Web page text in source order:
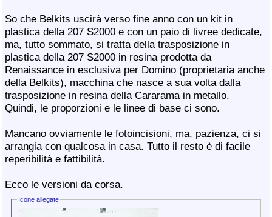
So che Belkits uscirà verso fine anno con un kit in
plastica della 207 S2000 e con un paio di livree dedicate,
ma, tutto sommato, si tratta della trasposizione in
plastica della 207 S2000 in resina prodotta da
Renaissance in esclusiva per Domino (proprietaria anche
della Belkits), macchina che nasce a sua volta dalla
trasposizione in resina della Cararama in metallo.
Quindi, le proporzioni e le linee di base ci sono.
Mancano ovviamente le fotoincisioni, ma, pazienza, ci si
arrangia con qualcosa in casa. Tutto il resto è di facile
reperibilità e fattibilità.
Ecco le versioni da corsa.
Icone allegate